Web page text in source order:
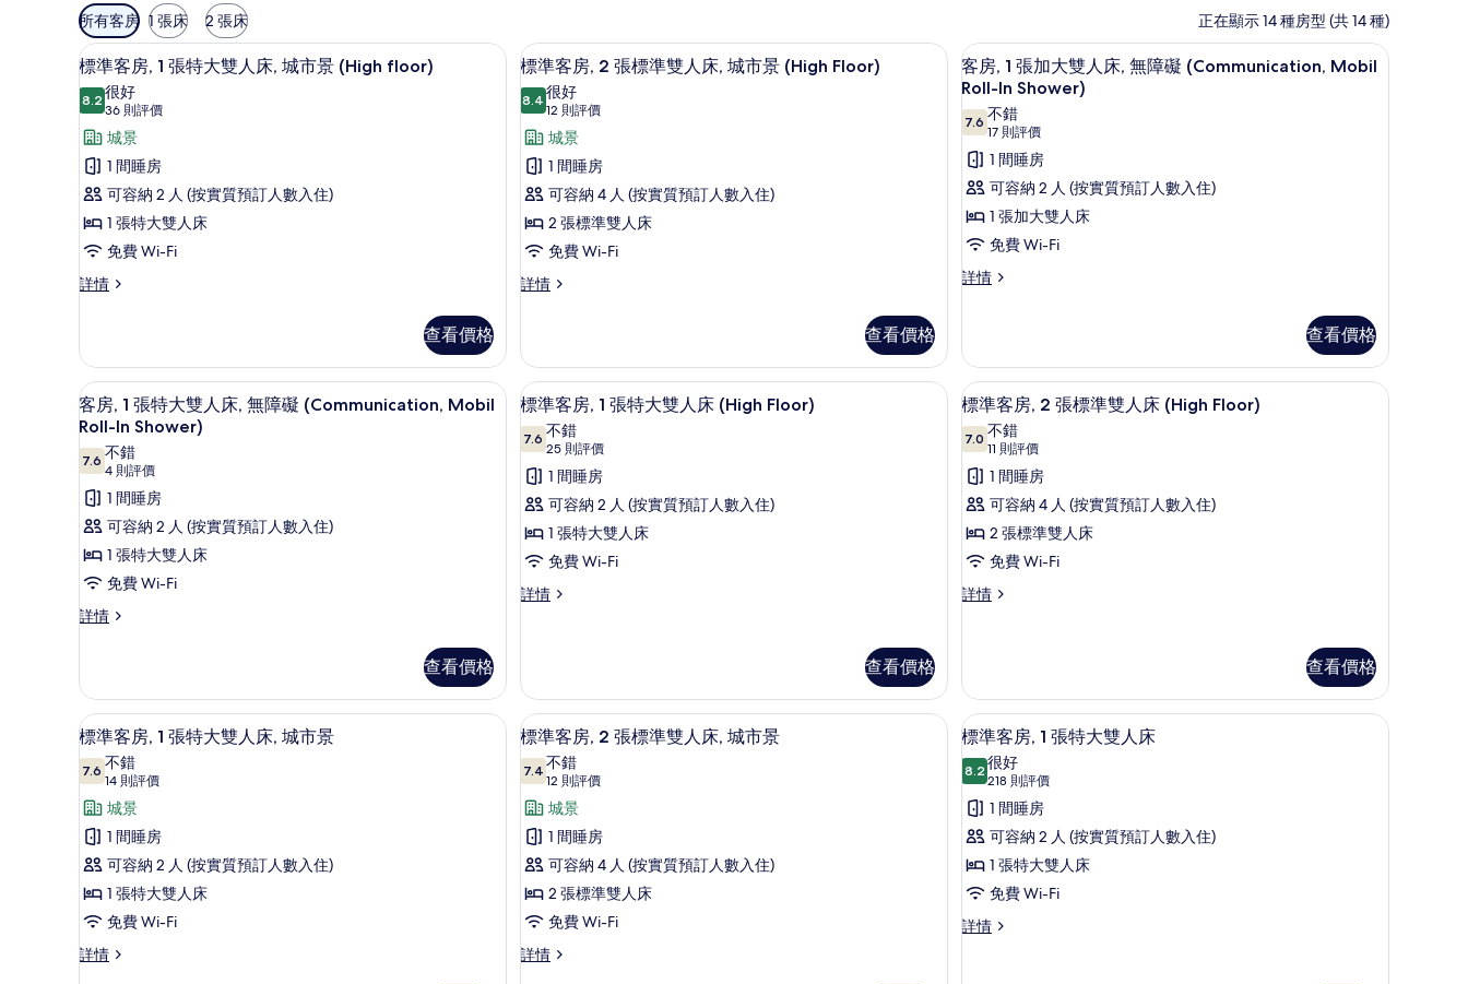
可
用
嘅
客
房
篩
選
條
件
所有客房 1 張床 2 張床 正在顯示 14 種房型 (共 14 種)
載
入
所
有
標
準
客
房,
1
大
雙
人
床,
城
市
景
(High
floor)
的
房內夾萬、書桌、遮光窗簾/窗簾、隔音
7
標準客房, 1 張特大雙人床, 城市景 (High floor)
8.28.2 分，滿分 10 分
很好
36 則評價
(36
則
評
價)
城景
1 間睡房
可容納 2 人 (按實質預訂人數入住)
1 張特大雙人床
免費 Wi-Fi
詳情
標
1
張
特
大
人
床,
城
市
景
(High
floor)
情
查看價格
載
入
所
有
標
準
客
房,
2
準
雙
人
床,
城
市
景
(High
Floor)
8
標準客房, 2 張標準雙人床, 城市景 (High Floor)
8.48.4 分，滿分 10 分
很好
12 則評價
(12
則
評
價)
城景
1 間睡房
可容納 4 人 (按實質預訂人數入住)
2 張標準雙人床
免費 Wi-Fi
詳情
標
2
張
標
雙
床,
城
景
(High
詳
查看價格
載
入
所
有
客
房,
1
張
加
人
床,
無
障
礙
(Communication,
Mobil
Roll-
In
Shower)
片
房內夾萬、書桌、遮光窗簾/窗簾、隔音
5
客房, 1 張加大雙人床, 無障礙 (Communication, Mobil
Roll-In Shower)
7.67.6 分，滿分 10 分
不錯
17 則評價
(17
則
評
價)
1 間睡房
可容納 2 人 (按實質預訂人數入住)
1 張加大雙人床
免費 Wi-Fi
詳情
客
加
雙
人
床,
無
障
礙
(Communication,
Mobil
Roll-
In
Shower)
查看價格
載
入
所
有
客
房,
1
張
特
人
床,
無
障
礙
(Communication,
Mobil
Roll-
In
Shower)
的
房內夾萬、書桌、遮光窗簾/窗簾、隔音
4
客房, 1 張特大雙人床, 無障礙 (Communication, Mobil
Roll-In Shower)
7.67.6 分，滿分 10 分
不錯
4 則評價
(4
則
評
價)
1 間睡房
可容納 2 人 (按實質預訂人數入住)
1 張特大雙人床
免費 Wi-Fi
詳情
客
特
大
雙
床,
障
礙
(Communication,
Mobil
Roll-
Shower)
詳
情
查看價格
載
入
所
有
標
準
客
房,
大
雙
人
床
(High
Floor)
的
相
片
房內夾萬、書桌、遮光窗簾/窗簾、隔音
6
標準客房, 1 張特大雙人床 (High Floor)
7.67.6 分，滿分 10 分
不錯
25 則評價
(25
則
評
價)
1 間睡房
可容納 2 人 (按實質預訂人數入住)
1 張特大雙人床
免費 Wi-Fi
詳情
標
張
特
大
雙
人
床
(High
Floor)
詳
情
查看價格
載
入
所
有
標
準
客
房,
準
雙
人
床
(High
Floor)
的
相
片
7
標準客房, 2 張標準雙人床 (High Floor)
7.07.0 分，滿分 10 分
不錯
11 則評價
(11
則
評
價)
1 間睡房
可容納 4 人 (按實質預訂人數入住)
2 張標準雙人床
免費 Wi-Fi
詳情
標
張
標
準
雙
人
床
(High
Floor)
詳
情
查看價格
載
入
所
有
標
準
客
房,
1
房內夾萬、書桌、遮光窗簾/窗簾、隔音
8
標準客房, 1 張特大雙人床, 城市景
7.67.6 分，滿分 10 分
不錯
14 則評價
(14
則
評
價)
城景
1 間睡房
可容納 2 人 (按實質預訂人數入住)
1 張特大雙人床
免費 Wi-Fi
詳情
標
載
入
所
有
標
準
客
房,
2
7
標準客房, 2 張標準雙人床, 城市景
7.47.4 分，滿分 10 分
不錯
12 則評價
(12
則
評
價)
城景
1 間睡房
可容納 4 人 (按實質預訂人數入住)
2 張標準雙人床
免費 Wi-Fi
詳情
標
載
入
所
有
標
準
客
房,
房內夾萬、書桌、遮光窗簾/窗簾、隔音
6
標準客房, 1 張特大雙人床
8.28.2 分，滿分 10 分
很好
218 則評價
(218
則
評
價)
1 間睡房
可容納 2 人 (按實質預訂人數入住)
1 張特大雙人床
免費 Wi-Fi
詳情
標